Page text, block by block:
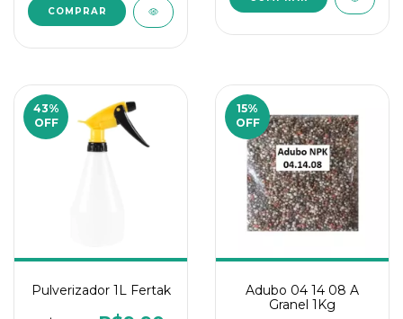
43%
OFF
Pulverizador 1L Fertak
15%
OFF
Adubo 04 14 08 A
Granel 1Kg